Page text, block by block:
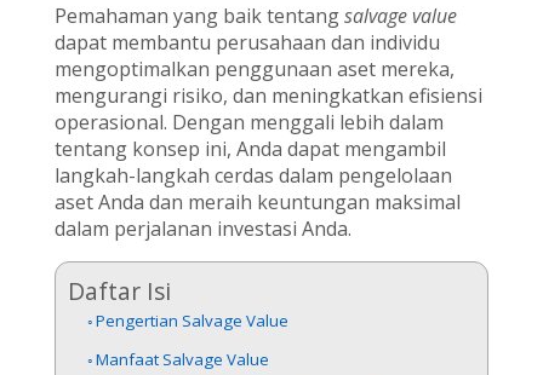
Pemahaman yang baik tentangsalvage value
dapat membantu perusahaan dan individu
mengoptimalkan penggunaan aset mereka,
mengurangi risiko, dan meningkatkan efisiensi
operasional. Dengan menggali lebih dalam
tentang konsep ini, Anda dapat mengambil
langkah-langkah cerdas dalam pengelolaan
aset Anda dan meraih keuntungan maksimal
dalam perjalanan investasi Anda.
Daftar Isi
Pengertian Salvage Value
Manfaat Salvage Value